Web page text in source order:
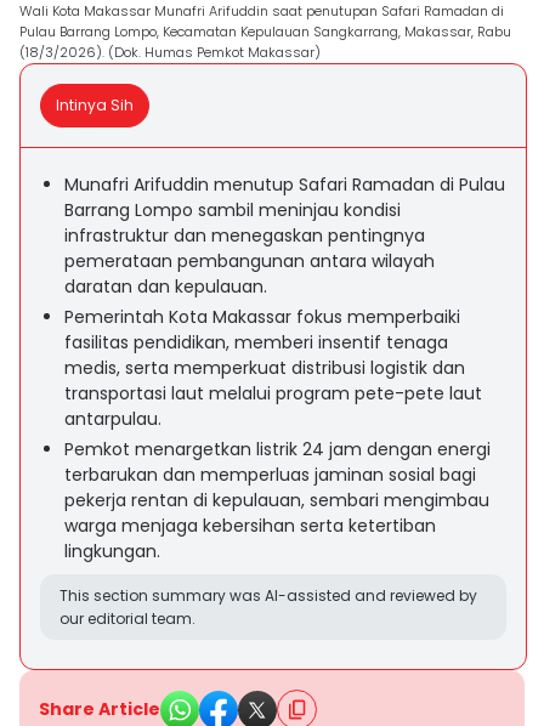
Wali Kota Makassar Munafri Arifuddin saat penutupan Safari Ramadan di
Pulau Barrang Lompo, Kecamatan Kepulauan Sangkarrang, Makassar, Rabu
(18/3/2026). (Dok. Humas Pemkot Makassar)
Intinya Sih
Munafri Arifuddin menutup Safari Ramadan di Pulau
Barrang Lompo sambil meninjau kondisi
infrastruktur dan menegaskan pentingnya
pemerataan pembangunan antara wilayah
daratan dan kepulauan.
Pemerintah Kota Makassar fokus memperbaiki
fasilitas pendidikan, memberi insentif tenaga
medis, serta memperkuat distribusi logistik dan
transportasi laut melalui program pete-pete laut
antarpulau.
Pemkot menargetkan listrik 24 jam dengan energi
terbarukan dan memperluas jaminan sosial bagi
pekerja rentan di kepulauan, sembari mengimbau
warga menjaga kebersihan serta ketertiban
lingkungan.
This section summary was AI-assisted and reviewed by
our editorial team.
Share Article